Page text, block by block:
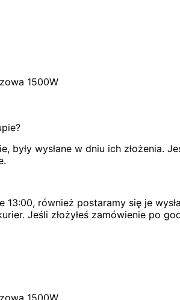
1500W
były wysłane w dniu ich złożenia.
13:00, również postaramy się je
Jeśli złożyłeś zamówienie po
1500W